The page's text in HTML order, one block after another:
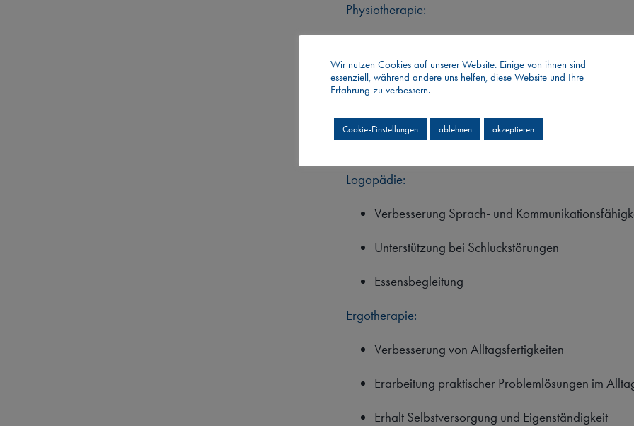
Physiotherapie:
Training der Ausdauer, Kraft und Koordination
Sturzprophylaxe
Logopädie:
Verbesserung Sprach- und
Unterstützung bei Schluckstörungen
Essensbegleitung
Ergotherapie:
Verbesserung von Alltagsfertigkeiten
Erarbeitung praktischer Problemlösungen im
Erhalt Selbstversorgung und Eigenständigkeit
Wir nutzen Cookies auf unserer Website. Einige von ihnen sind
essenziell, während andere uns helfen, diese Website und Ihre
Erfahrung zu verbessern.
Cookie-Einstellungen ablehnen akzeptieren